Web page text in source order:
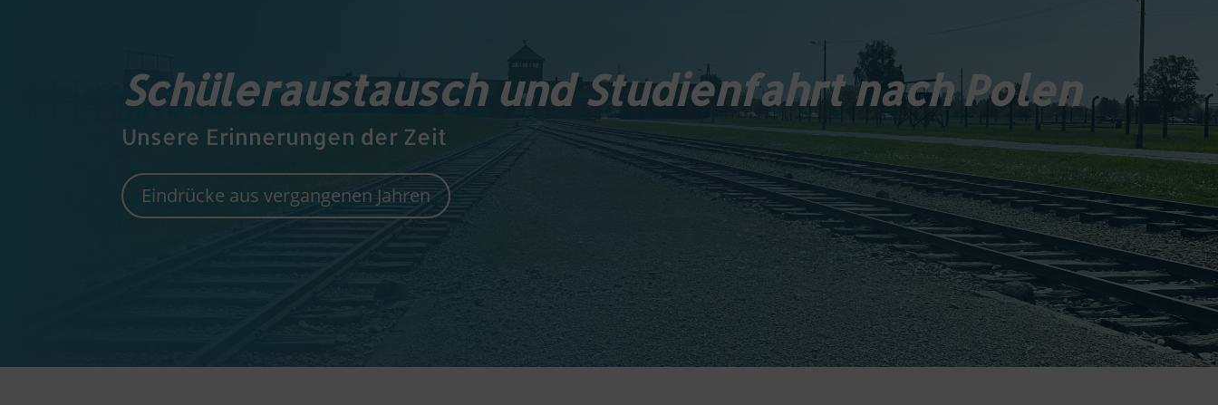
Schüleraustausch und Studienfahrt nach Polen
Unsere Erinnerungen der Zeit
Eindrücke aus vergangenen Jahren